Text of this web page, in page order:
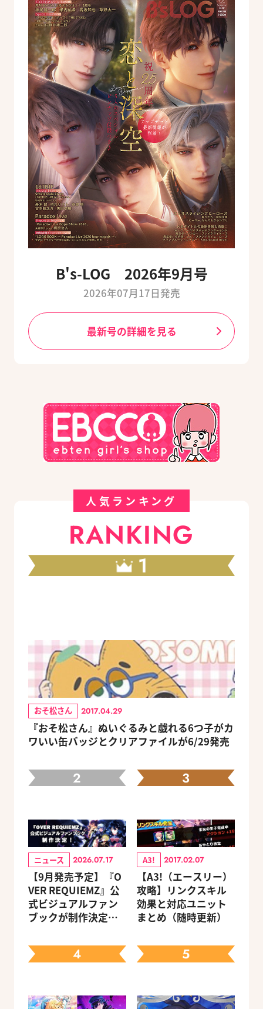
B's-LOG 2026年9月号
2026年07月17日発売
最新号の詳細を見る
人気ランキング
RANKING
1
おそ松さん 2017.04.29
『おそ松さん』ぬいぐるみと戯れる6つ子がカ
ワいい缶バッジとクリアファイルが6/29発売
2
ニュース 2026.07.17
【9月発売予定】『O
VER REQUIEMZ』公
式ビジュアルファン
ブックが制作決定！
る豪華グッズ付き限
定セットも同時発売
3
A3! 2017.02.07
【A3!（エースリー）
攻略】リンクスキル
効果と対応ユニット
まとめ（随時更新）
4 5